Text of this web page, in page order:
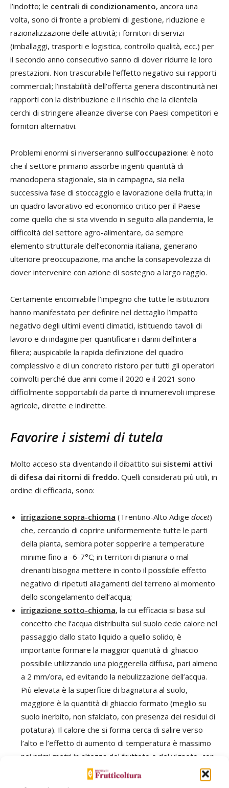
l’indotto; le centrali di condizionamento, ancora una
volta, sono di fronte a problemi di gestione, riduzione e
razionalizzazione delle attività; i fornitori di servizi
(imballaggi, trasporti e logistica, controllo qualità, ecc.) per
il secondo anno consecutivo sanno di dover ridurre le loro
prestazioni. Non trascurabile l’effetto negativo sui rapporti
commerciali; l’instabilità dell’offerta genera discontinuità nei
rapporti con la distribuzione e il rischio che la clientela
cerchi di stringere alleanze diverse con Paesi competitori e
fornitori alternativi.
Problemi enormi si riverseranno sull’occupazione: è noto
che il settore primario assorbe ingenti quantità di
manodopera stagionale, sia in campagna, sia nella
successiva fase di stoccaggio e lavorazione della frutta; in
un quadro lavorativo ed economico critico per il Paese
come quello che si sta vivendo in seguito alla pandemia, le
difficoltà del settore agro-alimentare, da sempre
elemento strutturale dell’economia italiana, generano
ulteriore preoccupazione, ma anche la consapevolezza di
dover intervenire con azione di sostegno a largo raggio.
Certamente encomiabile l’impegno che tutte le istituzioni
hanno manifestato per definire nel dettaglio l’impatto
negativo degli ultimi eventi climatici, istituendo tavoli di
lavoro e di indagine per quantificare i danni dell’intera
filiera; auspicabile la rapida definizione del quadro
complessivo e di un concreto ristoro per tutti gli operatori
coinvolti perché due anni come il 2020 e il 2021 sono
difficilmente sopportabili da parte di innumerevoli imprese
agricole, dirette e indirette.
Favorire i sistemi di tutela
Molto acceso sta diventando il dibattito sui sistemi attivi
di difesa dai ritorni di freddo. Quelli considerati più utili, in
ordine di efficacia, sono:
irrigazione sopra-chioma (Trentino-Alto Adige docet)
che, cercando di coprire uniformemente tutte le parti
della pianta, sembra poter sopperire a temperature
minime fino a -6-7°C; in territori di pianura o mal
drenanti bisogna mettere in conto il possibile effetto
negativo di ripetuti allagamenti del terreno al momento
dello scongelamento dell’acqua;
irrigazione sotto-chioma, la cui efficacia si basa sul
concetto che l’acqua distribuita sul suolo cede calore nel
passaggio dallo stato liquido a quello solido; è
importante formare la maggior quantità di ghiaccio
possibile utilizzando una pioggerella diffusa, pari almeno
a 2 mm/ora, ed evitando la nebulizzazione dell’acqua.
Più elevata è la superficie di bagnatura al suolo,
maggiore è la quantità di ghiaccio formato (meglio su
suolo inerbito, non sfalciato, con presenza dei residui di
potatura). Il calore che si forma cerca di salire verso
l’alto e l’effetto di aumento di temperatura è massimo
nei primi metri in altezza del frutteto o del vigneto, con
valori di recupero intorno a 2-3 °C.
(cosiddetti “ventoloni”): servono per